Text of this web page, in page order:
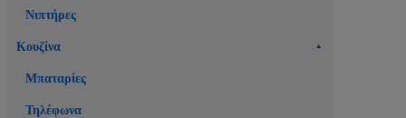
Νιπτήρες
Κουζίνα
Μπαταρίες
Τηλέφωνα